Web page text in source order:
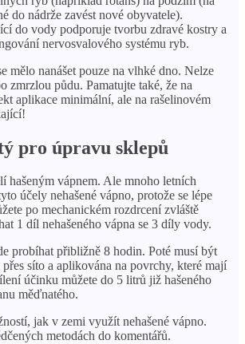
do nádrže zavést nové obyvatele).
do vody podporuje tvorbu zdravé kostry a
nervosvalového systému ryb.
mělo nanášet pouze na vlhké dno. Nelze
zmrzlou půdu. Pamatujte také, že na
aplikace minimální, ale na rašelinovém
pro úpravu sklepů
hašeným vápnem. Ale mnoho letních
účely nehašené vápno, protože se lépe
po mechanickém rozdrcení zvláště
1 díl nehašeného vápna se 3 díly vody.
probíhat přibližně 8 hodin. Poté musí být
síto a aplikována na povrchy, které mají
účinku můžete do 5 litrů již hašeného
měďnatého.
jak v zemi využít nehašené vápno.
metodách do komentářů.